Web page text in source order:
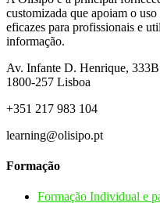
customizada que apoiam o
eficazes para profissionais e
informação.
Av. Infante D. Henrique, 333B
1800-257 Lisboa
+351 217 983 104
learning@olisipo.pt
Formação
Formação Individual e